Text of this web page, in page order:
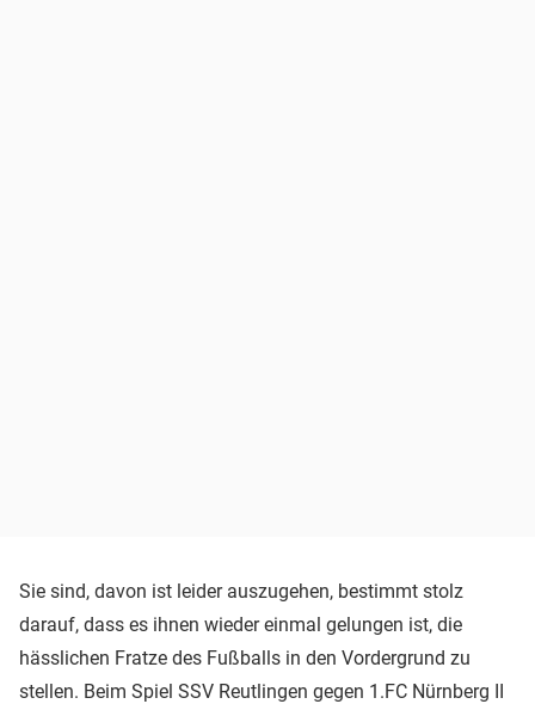
Sie sind, davon ist leider auszugehen, bestimmt stolz
darauf, dass es ihnen wieder einmal gelungen ist, die
hässlichen Fratze des Fußballs in den Vordergrund zu
stellen. Beim Spiel SSV Reutlingen gegen 1.FC Nürnberg II